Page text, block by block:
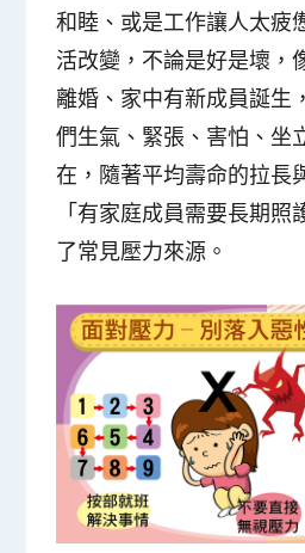
和睦、或是工作讓人太疲
活改變 ，不論是好是壞，
離婚、家中有新成員誕生
們生氣、緊張、害怕、坐
在，隨著平均壽命的拉長
「有家庭成員需要長期照
了常見壓力來源。